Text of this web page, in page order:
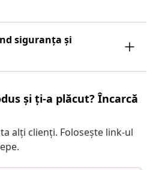
siguranța și
și ți-a plăcut? Încarcă
alți clienți. Folosește link-ul